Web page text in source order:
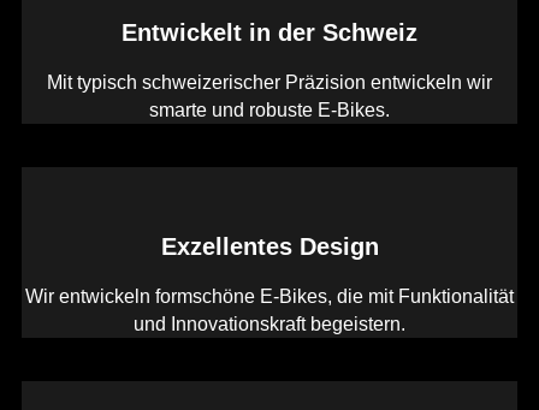
Entwickelt in der Schweiz
Mit typisch schweizerischer Präzision entwickeln wir
smarte und robuste E-Bikes.
Exzellentes Design
Wir entwickeln formschöne E-Bikes, die mit Funktionalität
und Innovationskraft begeistern.